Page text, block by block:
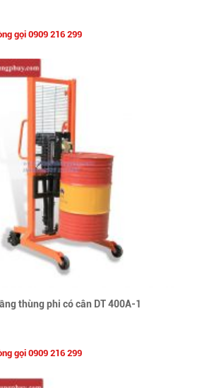
gọi 0909 216 299
thùng phi có cân DT 400A-1
gọi 0909 216 299